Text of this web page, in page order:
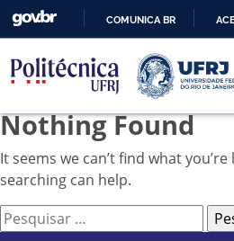
PARA
O
COMUNICA BR
Nothing Found
It seems we can’t find what
searching can help.
Pesquisar
por: